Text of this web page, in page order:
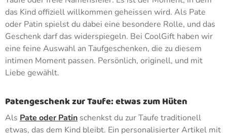
das Kind offiziell willkommen geheissen wird. Als Pate
oder Patin spielst du dabei eine besondere Rolle, und das
Geschenk darf das widerspiegeln. Bei CoolGift haben wir
eine feine Auswahl an Taufgeschenken, die zu diesem
intimen Moment passen. Persönlich, originell, und mit
Liebe gewählt.
Patengeschenk zur Taufe: etwas zum Hüten
Als Pate oder Patin schenkst du zur Taufe traditionell
etwas, das dem Kind bleibt. Ein personalisierter Artikel mit